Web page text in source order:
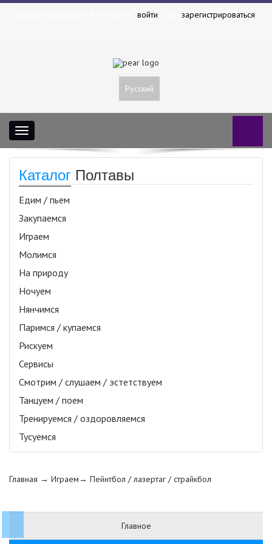
войти зарегистрироваться
Русский
Toggle
navigation
Каталог Полтавы
Едим / пьем
Закупаемся
Играем
Молимся
На природу
Ночуем
Нянчимся
Паримся / купаемся
Рискуем
Сервисы
Смотрим / слушаем / эстетствуем
Танцуем / поем
Тренируемся / оздоровляемся
Тусуемся
Главная → Играем→ Пейнтбол / лазертаг / страйкбол
Главное